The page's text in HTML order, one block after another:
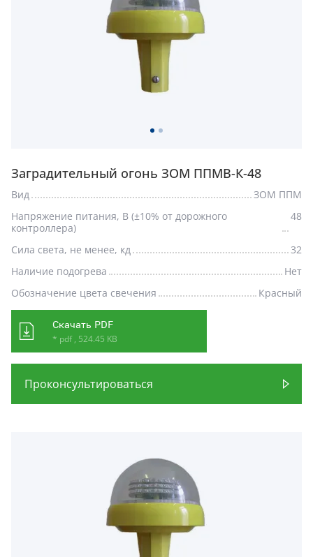
Заградительный огонь ЗОМ ППМВ-К-48
Вид
ЗОМ ППМ
Напряжение питания, В (±10% от дорожного
контроллера)
48
Сила света, не менее, кд
32
Наличие подогрева
Нет
Обозначение цвета свечения
Красный
Скачать PDF
* pdf , 524.45 KB
Проконсультироваться